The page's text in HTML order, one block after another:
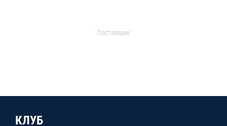
Поставщик
КЛУБ